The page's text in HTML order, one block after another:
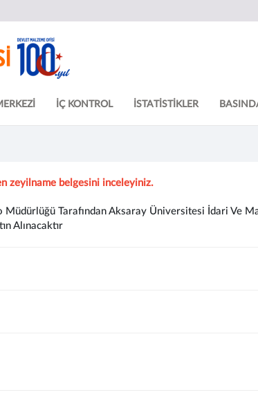
İÇ KONTROL İSTATİSTİKLER
zeyilname belgesini inceleyiniz.
Tarafından Aksaray Üniversitesi İdari Ve
Alınacaktır